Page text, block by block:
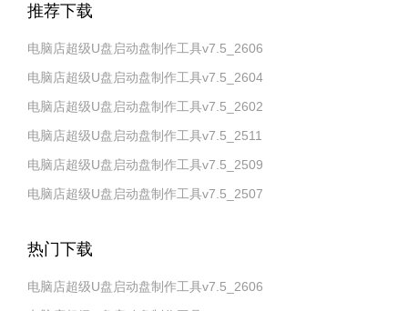
推荐下载
电脑店超级U盘启动盘制作工具v7.5_2606
电脑店超级U盘启动盘制作工具v7.5_2604
电脑店超级U盘启动盘制作工具v7.5_2602
电脑店超级U盘启动盘制作工具v7.5_2511
电脑店超级U盘启动盘制作工具v7.5_2509
电脑店超级U盘启动盘制作工具v7.5_2507
热门下载
电脑店超级U盘启动盘制作工具v7.5_2606